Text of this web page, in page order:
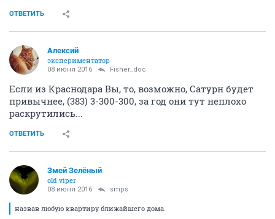
ОТВЕТИТЬ
Алексий
экспериментатор
08 июня 2016 Fisher_doc
Если из Краснодара Вы, то, возможно, Сатурн будет
привычнее, (383) 3-300-300, за год они тут неплохо
раскрутились...
ОТВЕТИТЬ
Змей Зелёный
old viper
08 июня 2016 smps
назвав любую квартиру ближайшего дома.